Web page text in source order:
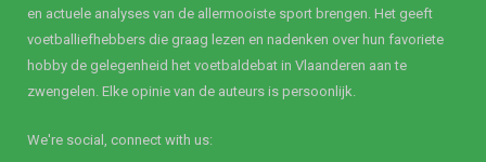
en actuele analyses van de allermooiste sport brengen. Het geeft
voetballiefhebbers die graag lezen en nadenken over hun favoriete
hobby de gelegenheid het voetbaldebat in Vlaanderen aan te
zwengelen. Elke opinie van de auteurs is persoonlijk.
We're social, connect with us: